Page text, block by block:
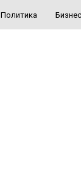
Политика Бизнес